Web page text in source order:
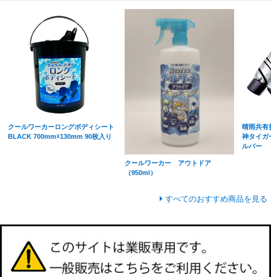
クールワーカーロングボディシート
BLACK 700mm☓130mm 90枚入り
クールワーカー アウトドア
（950ml）
晴雨共
神タイガ
ルバー
すべてのおすすめ商品を見る